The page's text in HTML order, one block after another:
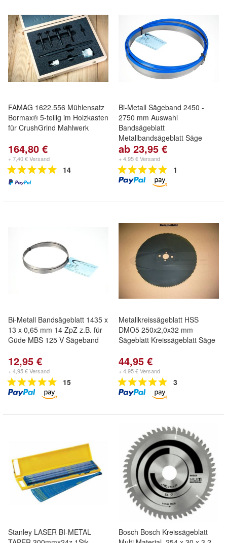
FAMAG 1622.556 Mühlensatz
Bormax® 5-teilig im Holzkasten
für CrushGrind Mahlwerk
164,80 €
+ 7,40 € Versand
14
Bi-Metall Sägeband 2450 -
2750 mm Auswahl
Bandsägeblatt
Metallbandsägeblatt Säge
ab 23,95 €
+ 4,95 € Versand
1
Bi-Metall Bandsägeblatt 1435 x
13 x 0,65 mm 14 ZpZ z.B. für
Güde MBS 125 V Sägeband
12,95 €
+ 4,95 € Versand
15
Metallkreissägeblatt HSS
DMO5 250x2,0x32 mm
Sägeblatt Kreissägeblatt Säge
44,95 €
+ 4,95 € Versand
3
Stanley LASER BI-METAL
Bosch Bosch Kreissägeblatt